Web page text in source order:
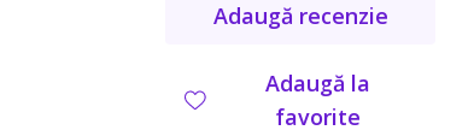
Adaugă recenzie
Adaugă la
favorite